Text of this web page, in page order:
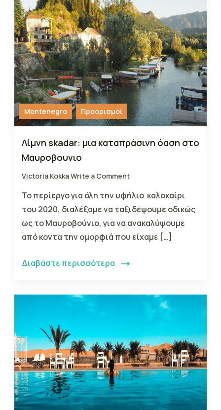
Montenegro Προορισμοί
Λίμνη skadar: μια καταπράσινη όαση στο
Μαυροβουνιο
Victoria KokkaWrite a Comment
Το περίεργο για όλη την υφήλιο καλοκαίρι
του 2020, διαλέξαμε να ταξιδέψουμε οδικώς
ως το Μαυροβούνιο, για να ανακαλύψουμε
από κοντα την ομορφιά που είχαμε […]
Διαβάστε περισσότερα